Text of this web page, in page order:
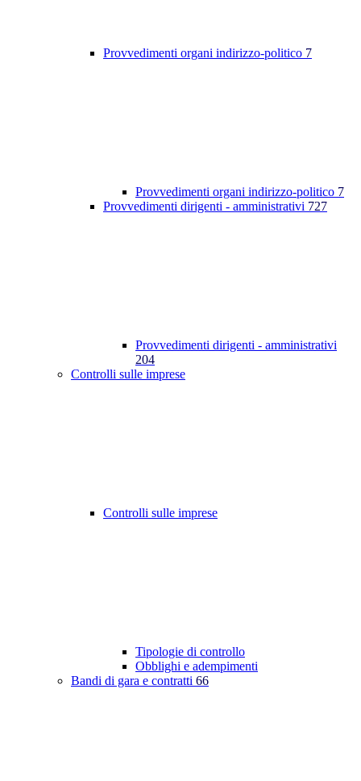
Provvedimenti organi indirizzo-politico 7
Provvedimenti organi indirizzo-politico 7
Provvedimenti dirigenti - amministrativi 727
Provvedimenti dirigenti - amministrativi
204
Controlli sulle imprese
Controlli sulle imprese
Tipologie di controllo
Obblighi e adempimenti
Bandi di gara e contratti 66